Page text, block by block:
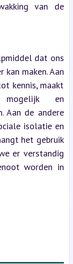
van de
dat ons
maken. Aan
kennis, maakt
mogelijk en
Aan de andere
isolatie en
het gebruik
er verstandig
worden in